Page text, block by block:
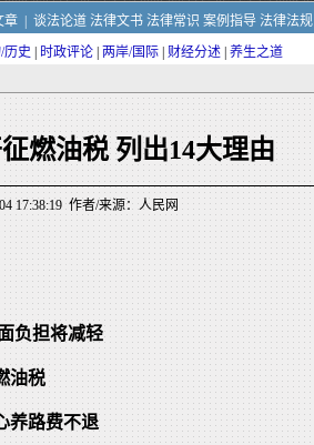
章| 谈法论道 法律文书 法律常识 案例指导 法律法规
历史 时政评论 两岸/国际 财经分述 养生之道
燃油税 列出14大理由
17:38:19 作者/来源：人民网
负担将减轻
油税
养路费不退